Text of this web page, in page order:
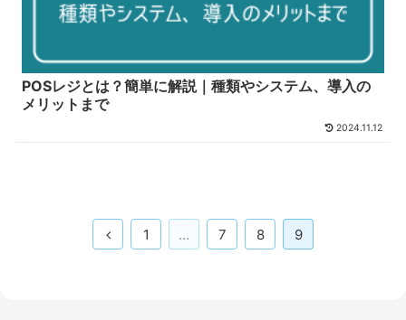
POSレジとは？簡単に解説｜種類やシステム、導入の
メリットまで
2024.11.12
前
1 … 7 8 9